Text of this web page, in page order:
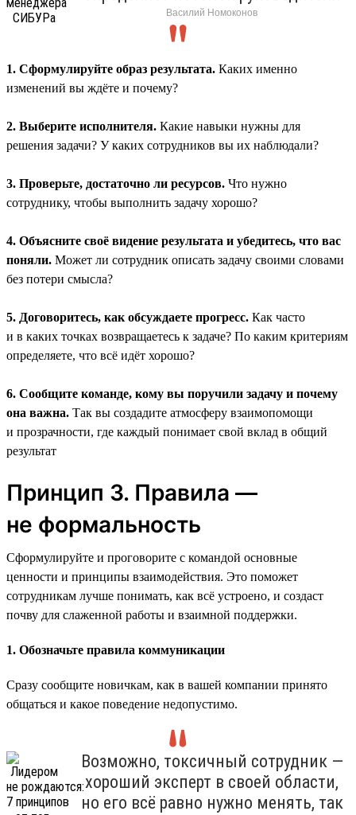
Василий Номоконов
1. Сформулируйте образ результата. Каких именно
изменений вы ждёте и почему?
2. Выберите исполнителя. Какие навыки нужны для
решения задачи? У каких сотрудников вы их наблюдали?
3. Проверьте, достаточно ли ресурсов. Что нужно
сотруднику, чтобы выполнить задачу хорошо?
4. Объясните своё видение результата и убедитесь, что вас
поняли. Может ли сотрудник описать задачу своими словами
без потери смысла?
5. Договоритесь, как обсуждаете прогресс. Как часто
и в каких точках возвращаетесь к задаче? По каким критериям
определяете, что всё идёт хорошо?
6. Сообщите команде, кому вы поручили задачу и почему
она важна. Так вы создадите атмосферу взаимопомощи
и прозрачности, где каждый понимает свой вклад в общий
результат
Принцип 3. Правила —
не формальность
Сформулируйте и проговорите с командой основные
ценности и принципы взаимодействия. Это поможет
сотрудникам лучше понимать, как всё устроено, и создаст
почву для слаженной работы и взаимной поддержки.
1. Обозначьте правила коммуникации
Сразу сообщите новичкам, как в вашей компании принято
общаться и какое поведение недопустимо.
Возможно, токсичный сотрудник —
хороший эксперт в своей области,
но его всё равно нужно менять, так